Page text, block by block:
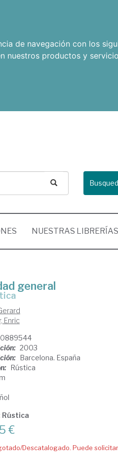
de navegación con los
nuestros productos y
NUESTRAS LIBRERÍAS
general
Enric
2003
Barcelona. España
Rústica
Rústica
€
Descatalogado. Puede